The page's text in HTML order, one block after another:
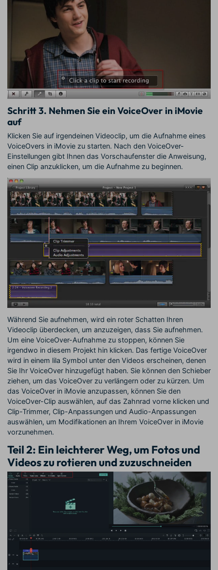
Schritt 3. Nehmen Sie ein VoiceOver in iMovie
auf
Klicken Sie auf irgendeinen Videoclip, um die Aufnahme eines
VoiceOvers in iMovie zu starten. Nach den VoiceOver-
Einstellungen gibt Ihnen das Vorschaufenster die Anweisung,
einen Clip anzuklicken, um die Aufnahme zu beginnen.
Während Sie aufnehmen, wird ein roter Schatten Ihren
Videoclip überdecken, um anzuzeigen, dass Sie aufnehmen.
Um eine VoiceOver-Aufnahme zu stoppen, können Sie
irgendwo in diesem Projekt hin klicken. Das fertige VoiceOver
wird in einem lila Symbol unter den Videos erscheinen, denen
Sie Ihr VoiceOver hinzugefügt haben. Sie können den Schieber
ziehen, um das VoiceOver zu verlängern oder zu kürzen. Um
das VoiceOver in iMovie anzupassen, können Sie den
VoiceOver-Clip auswählen, auf das Zahnrad vorne klicken und
Clip-Trimmer, Clip-Anpassungen und Audio-Anpassungen
auswählen, um Modifikationen an Ihrem VoiceOver in iMovie
vorzunehmen.
Teil 2: Ein leichterer Weg, um Fotos und
Videos zu rotieren und zuzuschneiden